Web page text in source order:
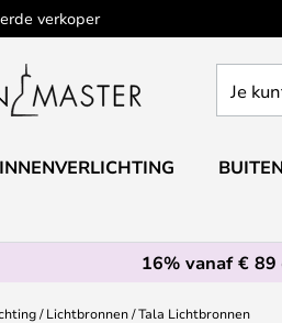
verkoper
kunt
zoeken
16% vanaf € 89
Lichtbronnen Tala Lichtbronnen